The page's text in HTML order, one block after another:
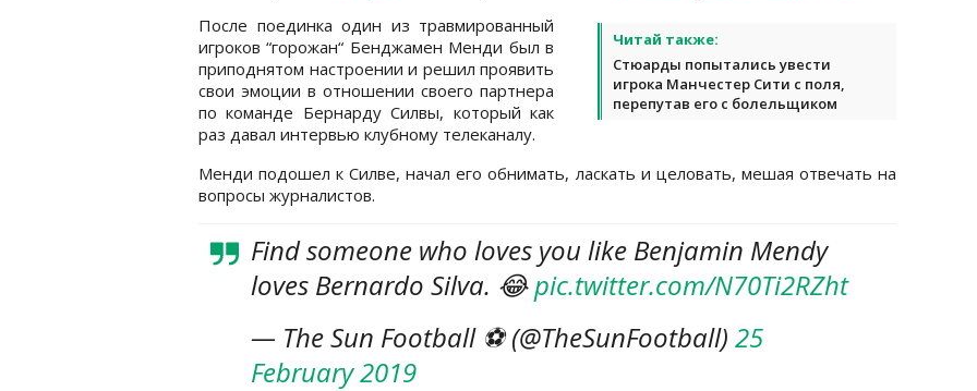
Читай также:
Стюарды попытались увести
игрока Манчестер Сити с поля,
перепутав его с болельщиком
После поединка один из травмированный
игроков “горожан“ Бенджамен Менди был в
приподнятом настроении и решил проявить
свои эмоции в отношении своего партнера
по команде Бернарду Силвы, который как
раз давал интервью клубному телеканалу.
Менди подошел к Силве, начал его обнимать, ласкать и целовать, мешая отвечать на
вопросы журналистов.
Find someone who loves you like Benjamin Mendy
loves Bernardo Silva. 😂pic.twitter.com/N70Ti2RZht
— The Sun Football ⚽ (@TheSunFootball) 25
February 2019